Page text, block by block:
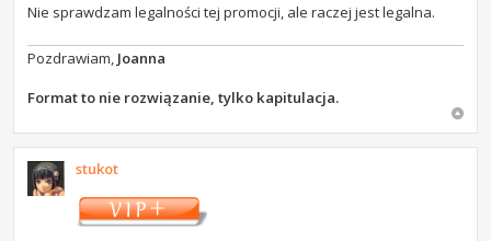
Nie sprawdzam legalności tej promocji, ale raczej jest legalna.
Pozdrawiam, Joanna
Format to nie rozwiązanie, tylko kapitulacja.
stukot